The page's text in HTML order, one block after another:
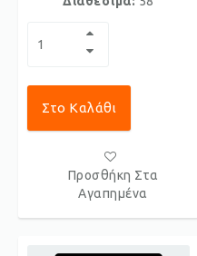
Στο Καλάθι
Προσθήκη Στα
Αγαπημένα